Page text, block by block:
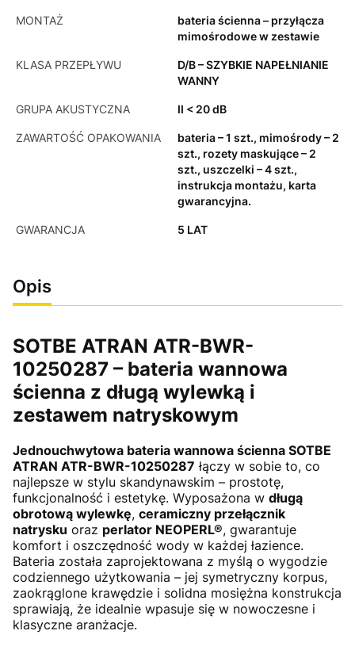
MONTAŻ
bateria ścienna – przyłącza
mimośrodowe w zestawie
KLASA PRZEPŁYWU
D/B – SZYBKIE NAPEŁNIANIE
WANNY
GRUPA AKUSTYCZNA II < 20 dB
ZAWARTOŚĆ OPAKOWANIA
bateria – 1 szt., mimośrody – 2
szt., rozety maskujące – 2
szt., uszczelki – 4 szt.,
instrukcja montażu, karta
gwarancyjna.
GWARANCJA 5 LAT
Opis
SOTBE ATRAN ATR-BWR-
10250287 – bateria wannowa
ścienna z długą wylewką i
zestawem natryskowym
Jednouchwytowa bateria wannowa ścienna SOTBE
ATRAN ATR-BWR-10250287 łączy w sobie to, co
najlepsze w stylu skandynawskim – prostotę,
funkcjonalność i estetykę. Wyposażona w długą
obrotową wylewkę, ceramiczny przełącznik
natrysku oraz perlator NEOPERL®, gwarantuje
komfort i oszczędność wody w każdej łazience.
Bateria została zaprojektowana z myślą o wygodzie
codziennego użytkowania – jej symetryczny korpus,
zaokrąglone krawędzie i solidna mosiężna konstrukcja
sprawiają, że idealnie wpasuje się w nowoczesne i
klasyczne aranżacje.